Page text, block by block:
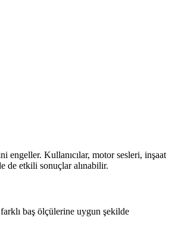
engeller. Kullanıcılar, motor sesleri, inşaat
de etkili sonuçlar alınabilir.
baş ölçülerine uygun şekilde